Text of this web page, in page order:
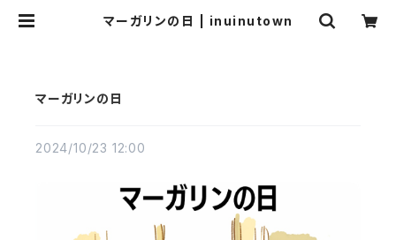
マーガリンの日 | inuinutown
マーガリンの日
2024/10/23 12:00